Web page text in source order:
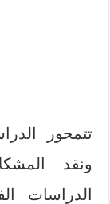
تتمحور
ونقد
الدراسات